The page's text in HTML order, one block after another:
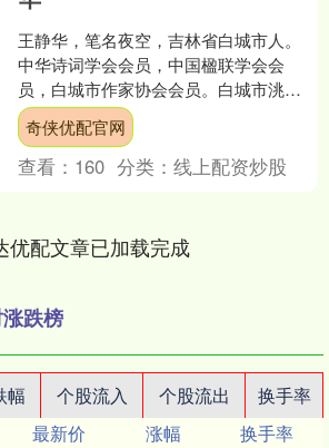
王静华，笔名夜空，吉林省白城市人。
中华诗词学会会员，中国楹联学会会
员，白城市作家协会会员。白城市洮北
区诗词楹联家协会副主席，海外华英东
方诗艺社副社长，白城市老年....
奇侠优配官网
查看： 160 分类：线上配资炒股
优配文章已加载完成
跌榜
幅 个股流入 个股流出
换手率
最新价 涨幅
换手率